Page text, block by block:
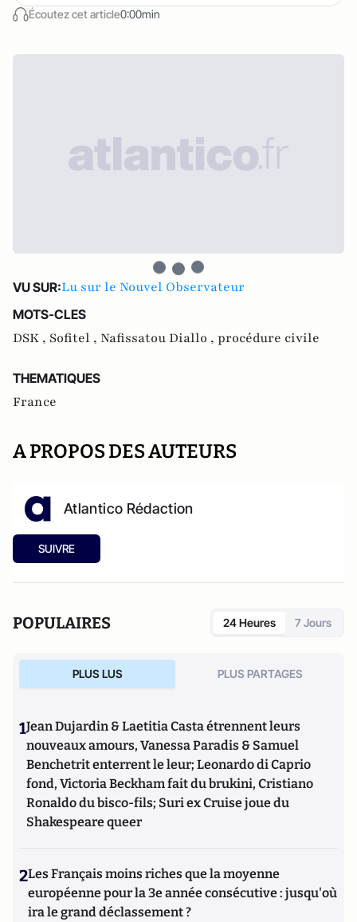
Écoutez cet article0:00min
VU SUR:Lu sur le Nouvel Observateur
MOTS-CLES
DSK , Sofitel , Nafissatou Diallo , procédure civile
THEMATIQUES
France
A PROPOS DES AUTEURS
Atlantico Rédaction
SUIVRE
POPULAIRES 24 Heures 7 Jours
PLUS LUS PLUS PARTAGES
1Jean Dujardin & Laetitia Casta étrennent leurs
nouveaux amours, Vanessa Paradis & Samuel
Benchetrit enterrent le leur; Leonardo di Caprio
fond, Victoria Beckham fait du brukini, Cristiano
Ronaldo du bisco-fils; Suri ex Cruise joue du
Shakespeare queer
2Les Français moins riches que la moyenne
européenne pour la 3e année consécutive : jusqu'où
ira le grand déclassement ?